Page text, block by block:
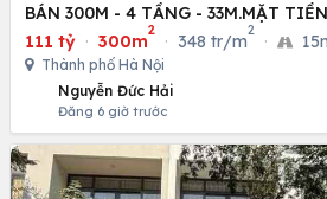
BÁN 300M - 4 TẦNG - 33M.MẶT
111 tỷ · 300m
2
· 348 tr/m
2
·
Thành phố Hà Nội
Nguyễn Đức Hải
Đăng 6 giờ trước